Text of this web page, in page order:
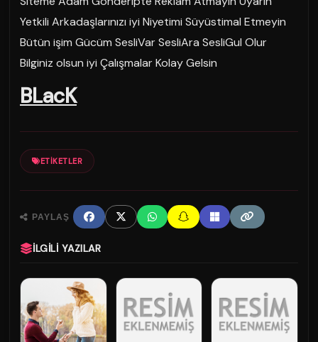
Yetkili Arkadaşlarınızı iyi Niyetimi Süyüstimal Etmeyin
Bütün işim Gücüm SesliVar SesliAra SesliGul Olur
Bilginiz olsun iyi Çalışmalar Kolay Gelsin
BLacK
ETIKETLER
PAYLAŞ
İLGILI YAZILAR